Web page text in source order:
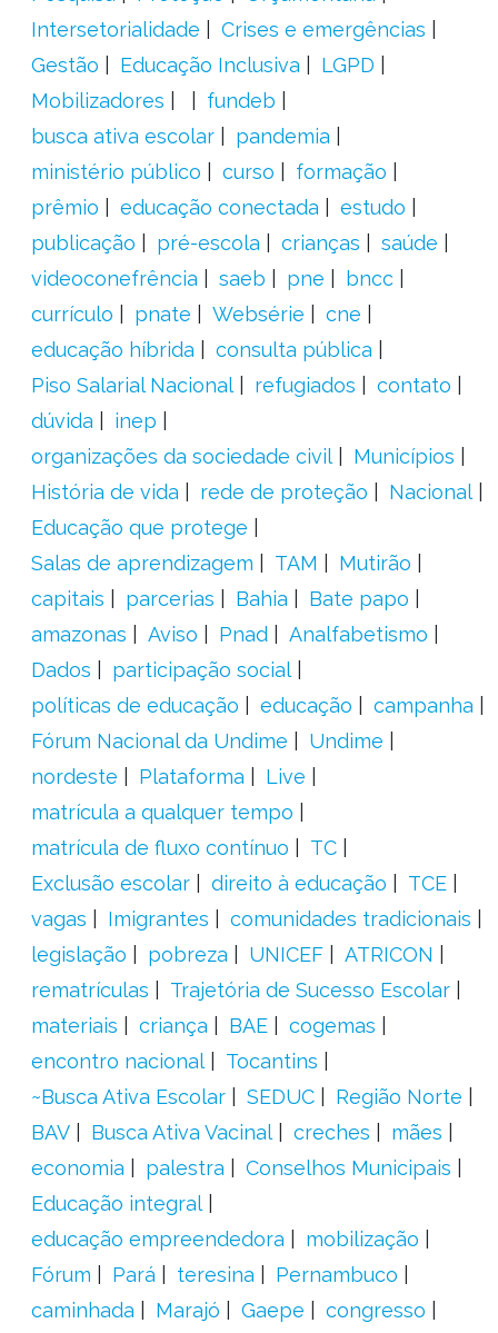
Intersetorialidade
Crises e emergências
Gestão
Educação Inclusiva
LGPD
Mobilizadores
fundeb
busca ativa escolar
pandemia
ministério público
curso
formação
prêmio
educação conectada
estudo
publicação
pré-escola crianças
saúde
videoconefrência
saeb pne
bncc
currículo
pnate Websérie
cne
educação híbrida
consulta pública
Piso Salarial Nacional
refugiados
contato
dúvida
inep
organizações da sociedade civil
Municípios
História de vida
rede de proteção
Nacional
Educação que protege
Salas de aprendizagem
TAM
Mutirão
capitais
parcerias Bahia
Bate papo
amazonas
Aviso Pnad
Analfabetismo
Dados
participação social
políticas de educação
educação
campanha
Fórum Nacional da Undime
Undime
nordeste
Plataforma
Live
matrícula a qualquer tempo
matrícula de fluxo contínuo
TC
Exclusão escolar
direito à educação
TCE
vagas
Imigrantes
comunidades tradicionais
legislação
pobreza UNICEF
ATRICON
rematrículas
Trajetória de Sucesso Escolar
materiais
criança BAE
cogemas
encontro nacional
Tocantins
~Busca Ativa Escolar
SEDUC
Região Norte
BAV
Busca Ativa Vacinal creches
mães
economia
palestra
Conselhos Municipais
Educação integral
educação empreendedora
mobilização
Fórum
Pará teresina
Pernambuco
caminhada
Marajó Gaepe
congresso